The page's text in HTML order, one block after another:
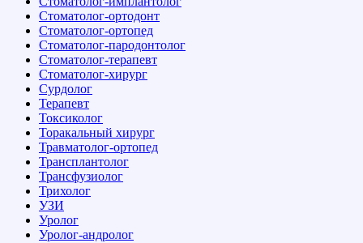
Стоматолог-ортодонт
Стоматолог-ортопед
Стоматолог-пародонтолог
Стоматолог-терапевт
Стоматолог-хирург
Сурдолог
Терапевт
Токсиколог
Торакальный хирург
Травматолог-ортопед
Трансплантолог
Трансфузиолог
Трихолог
УЗИ
Уролог
Уролог-андролог